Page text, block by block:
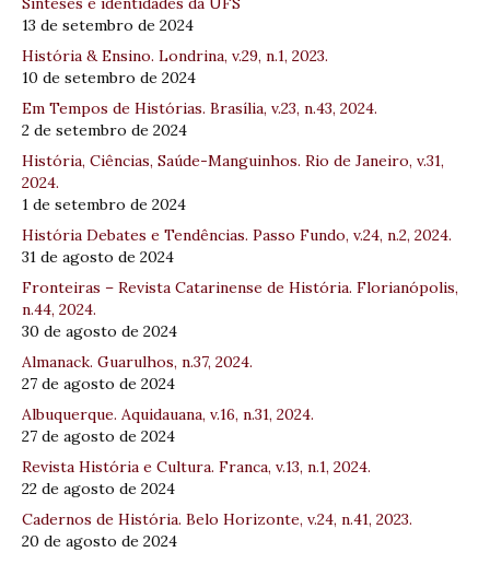
13 de setembro de 2024
História & Ensino. Londrina, v.29, n.1, 2023.
10 de setembro de 2024
Em Tempos de Histórias. Brasília, v.23, n.43, 2024.
2 de setembro de 2024
História, Ciências, Saúde-Manguinhos. Rio de Janeiro, v.31,
2024.
1 de setembro de 2024
História Debates e Tendências. Passo Fundo, v.24, n.2, 2024.
31 de agosto de 2024
Fronteiras – Revista Catarinense de História. Florianópolis,
n.44, 2024.
30 de agosto de 2024
Almanack. Guarulhos, n.37, 2024.
27 de agosto de 2024
Albuquerque. Aquidauana, v.16, n.31, 2024.
27 de agosto de 2024
Revista História e Cultura. Franca, v.13, n.1, 2024.
22 de agosto de 2024
Cadernos de História. Belo Horizonte, v.24, n.41, 2023.
20 de agosto de 2024